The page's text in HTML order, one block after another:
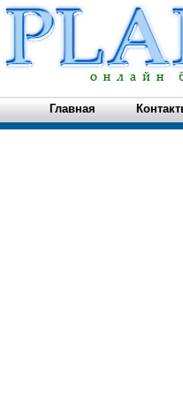
Главная